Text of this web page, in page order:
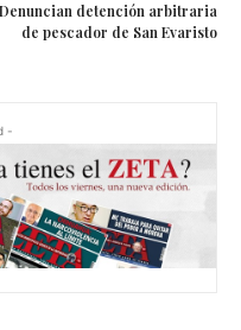
Denuncian detención arbitraria
de pescador de San Evaristo
-